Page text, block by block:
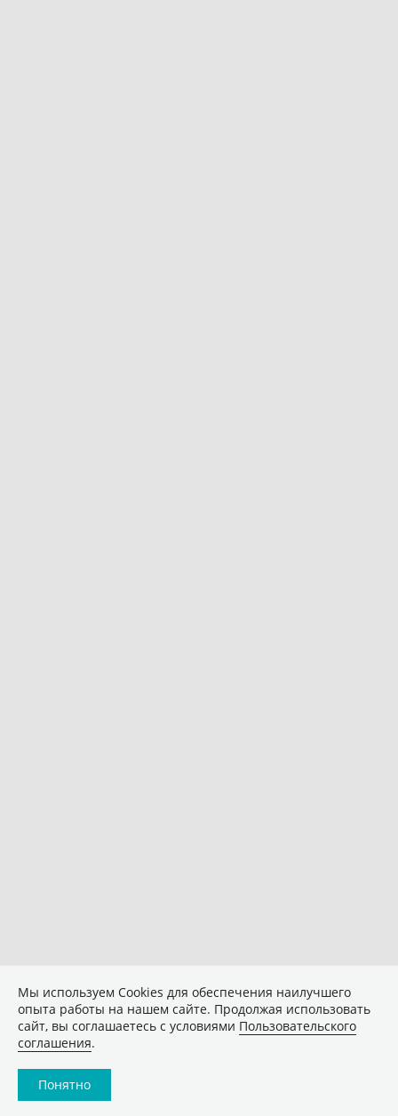
Мы используем Сookies для обеспечения наилучшего
опыта работы на нашем сайте. Продолжая использовать
сайт, вы соглашаетесь с условиями Пользовательского
соглашения.
Понятно